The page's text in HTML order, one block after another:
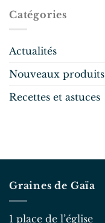
Catégories
Actualités
Nouveaux produits
Recettes et astuces
Graines de Gaïa
1 place de l’église